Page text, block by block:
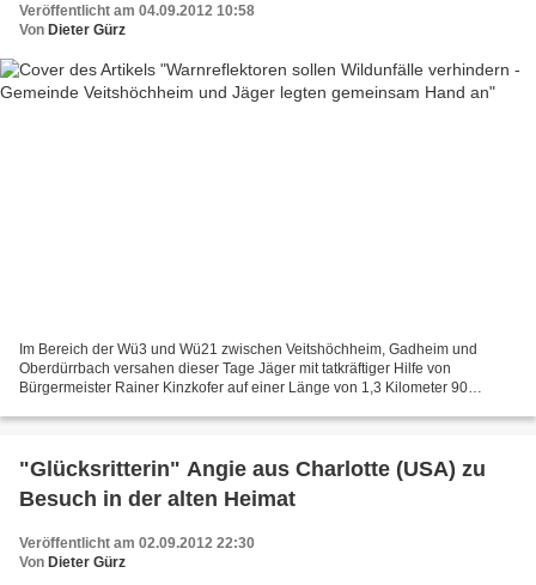
Veröffentlicht am 04.09.2012 10:58
Von Dieter Gürz
Im Bereich der Wü3 und Wü21 zwischen Veitshöchheim, Gadheim und
Oberdürrbach versahen dieser Tage Jäger mit tatkräftiger Hilfe von
Bürgermeister Rainer Kinzkofer auf einer Länge von 1,3 Kilometer 90
"Glücksritterin" Angie aus Charlotte (USA) zu
Besuch in der alten Heimat
Veröffentlicht am 02.09.2012 22:30
Von Dieter Gürz